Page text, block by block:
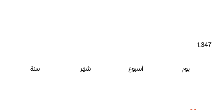
1.347
يوم أسبوع شهر سنة